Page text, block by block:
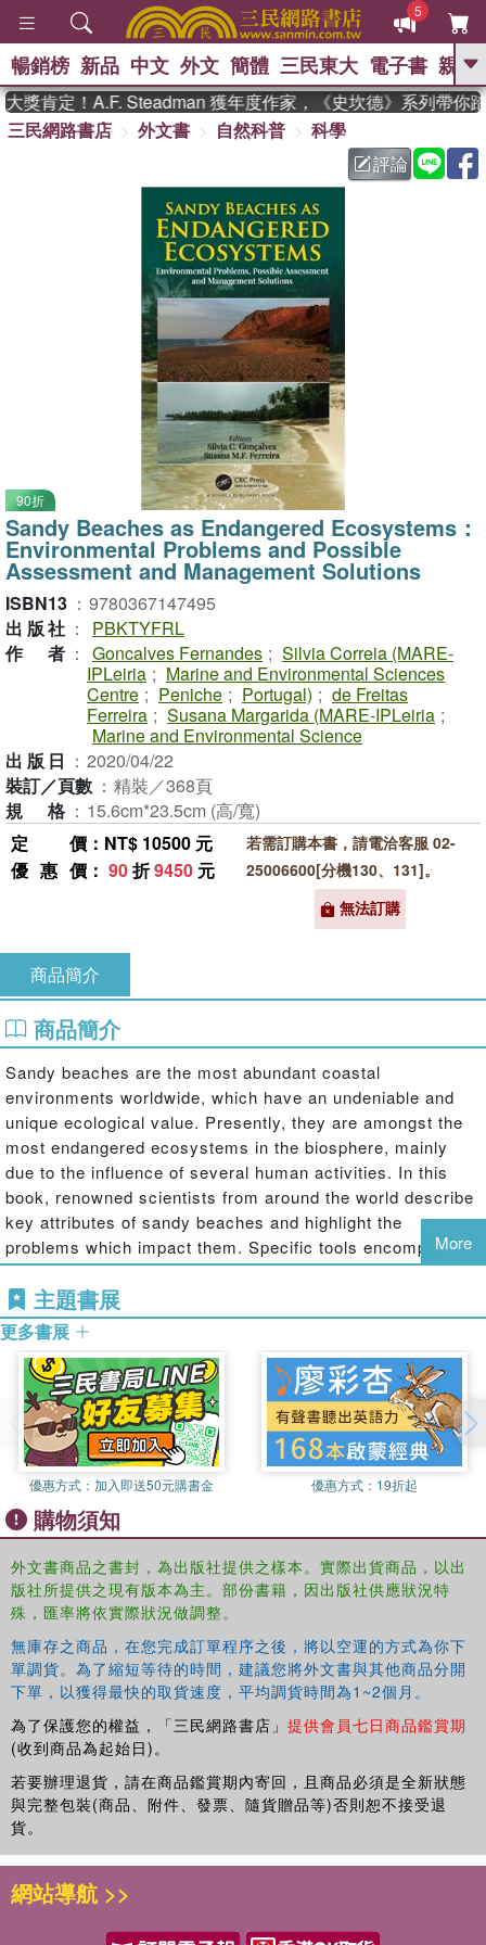
5
GO
熱搜： 東野圭吾 、
父親節 、 如果歷
暑期推薦 、 國際布克
獎 臺灣漫遊錄 、
登輝時代 、 數學女孩：黎曼猜想
偉大的迷走神經
暢銷榜 新品 中文 外文 簡體 三民東大 電子書 親子
獎肯定！A.F. Steadman 獲年度作家，《史坎德》系列帶你踏
三民網路書店
外文書 自然科普
科學
評論
90折
Sandy Beaches as Endangered Ecosystems：
Environmental Problems and Possible
Assessment and Management Solutions
ISBN13 ： 9780367147495
出版社 ：
PBKTYFRL
作者 ： Goncalves Fernandes ; Silvia Correia (MARE-
IPLeiria ; Marine and Environmental Sciences
Centre ; Peniche ; Portugal) ; de Freitas
Ferreira ; Susana Margarida (MARE-IPLeiria ;
Marine and Environmental Science
出版日 ： 2020/04/22
裝訂／頁數 ： 精裝／368頁
規格 ： 15.6cm*23.5cm (高/寬)
定價 ：NT$ 10500 元
優惠價 ： 90折9450 元
若需訂購本書，請電洽客服 02-
25006600[分機130、131]。
無法訂購
商品簡介
商品簡介
Sandy beaches are the most abundant coastal
environments worldwide, which have an undeniable and
unique ecological value. Presently, they are amongst the
most endangered ecosystems in the biosphere, mainly
due to the influence of several human activities. In this
book, renowned scientists from around the world describe
key attributes of sandy beaches and highlight the
problems which impact them. Specific tools encompassing
the physical environment and the biota are pointed out, at
different levels of ecological organization. The book also
covers suitable management, conservation programmes
and respective actions, where ecologic, economic and
social dimensions are comprehensively integrated.
More
主題書展
更多書展
優惠方式： 加入即送50元購書金 優惠方式： 19折起
購物須知
外文書商品之書封，為出版社提供之樣本。實際出貨商品，以出
版社所提供之現有版本為主。部份書籍，因出版社供應狀況特
殊，匯率將依實際狀況做調整。
無庫存之商品，在您完成訂單程序之後，將以空運的方式為你下
單調貨。為了縮短等待的時間，建議您將外文書與其他商品分開
下單，以獲得最快的取貨速度，平均調貨時間為1~2個月。
為了保護您的權益，「三民網路書店」 提供會員七日商品鑑賞期
(收到商品為起始日)。
若要辦理退貨，請在商品鑑賞期內寄回，且商品必須是全新狀態
與完整包裝(商品、附件、發票、隨貨贈品等)否則恕不接受退
貨。
網站導航 >>